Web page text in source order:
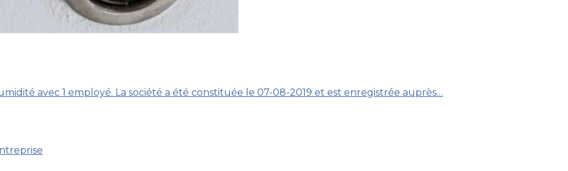
avec 1 employé. La société a été constituée le 07-08-2019 et est enregistrée auprès…